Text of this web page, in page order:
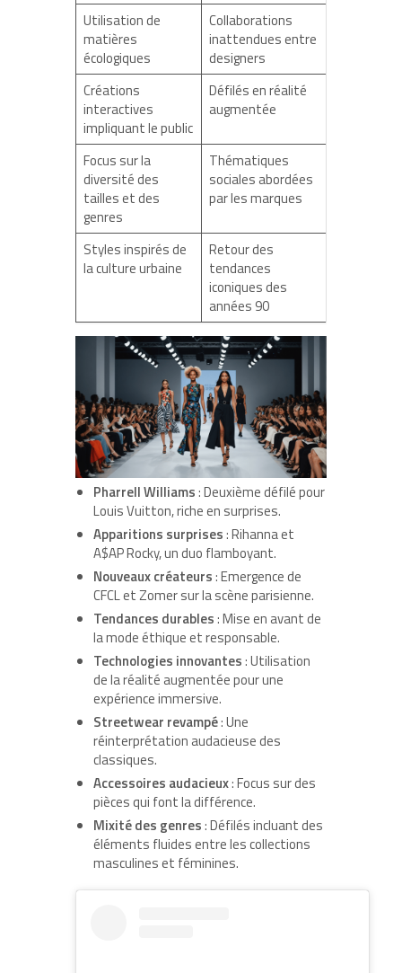
Utilisation de
matières
écologiques
Collaborations
inattendues entre
designers
Créations
interactives
impliquant le public
Défilés en réalité
augmentée
Focus sur la
diversité des
tailles et des
genres
Thématiques
sociales abordées
par les marques
Styles inspirés de
la culture urbaine
Retour des
tendances
iconiques des
années 90
Pharrell Williams: Deuxième défilé pour
Louis Vuitton, riche en surprises.
Apparitions surprises: Rihanna et
A$AP Rocky, un duo flamboyant.
Nouveaux créateurs: Emergence de
CFCL et Zomer sur la scène parisienne.
Tendances durables: Mise en avant de
la mode éthique et responsable.
Technologies innovantes: Utilisation
de la réalité augmentée pour une
expérience immersive.
Streetwear revampé: Une
réinterprétation audacieuse des
classiques.
Accessoires audacieux: Focus sur des
pièces qui font la différence.
Mixité des genres: Défilés incluant des
éléments fluides entre les collections
masculines et féminines.